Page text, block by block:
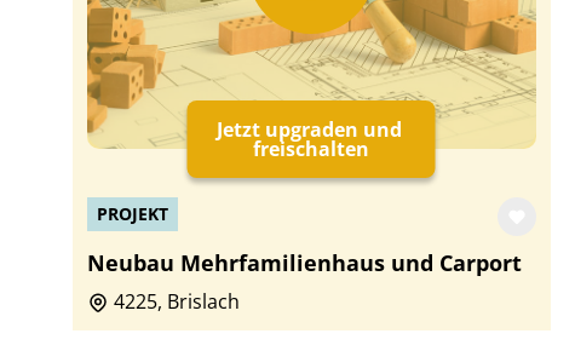
Jetzt upgraden und
freischalten
PROJEKT
Neubau Mehrfamilienhaus und Carport
4225, Brislach